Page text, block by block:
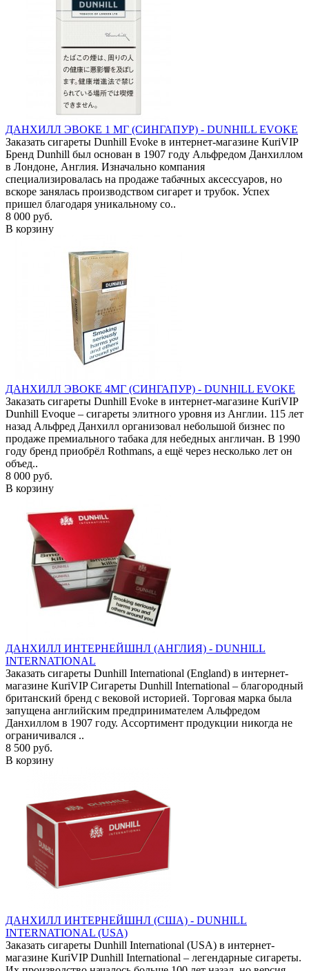
ДАНХИЛЛ ЭВОКЕ 1 МГ (СИНГАПУР) - DUNHILL EVOKE
Заказать сигареты Dunhill Evoke в интернет-магазине КuriVIP
Бренд Dunhill был основан в 1907 году Альфредом Данхиллом
в Лондоне, Англия. Изначально компания
специализировалась на продаже табачных аксессуаров, но
вскоре занялась производством сигарет и трубок. Успех
пришел благодаря уникальному со..
8 000 руб.
В корзину
ДАНХИЛЛ ЭВОКЕ 4МГ (СИНГАПУР) - DUNHILL EVOKE
Заказать сигареты Dunhill Evoke в интернет-магазине КuriVIP
Dunhill Evoque – сигареты элитного уровня из Англии. 115 лет
назад Альфред Данхилл организовал небольшой бизнес по
продаже премиального табака для небедных англичан. В 1990
году бренд приобрёл Rothmans, а ещё через несколько лет он
объед..
8 000 руб.
В корзину
ДАНХИЛЛ ИНТЕРНЕЙШНЛ (АНГЛИЯ) - DUNHILL
INTERNATIONAL
Заказать сигареты Dunhill International (England) в интернет-
магазине КuriVIP Сигареты Dunhill International – благородный
британский бренд с вековой историей. Торговая марка была
запущена английским предпринимателем Альфредом
Данхиллом в 1907 году. Ассортимент продукции никогда не
ограничивался ..
8 500 руб.
В корзину
ДАНХИЛЛ ИНТЕРНЕЙШНЛ (США) - DUNHILL
INTERNATIONAL (USA)
Заказать сигареты Dunhill International (USA) в интернет-
магазине КuriVIP Dunhill International – легендарные сигареты.